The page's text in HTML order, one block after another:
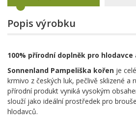
Popis výrobku
100% přírodní doplněk pro
Sonnenland Pampeliška kořen je
krmivo z českých luk, pečlivě sklizené a
přírodní produkt vyniká vysokým
slouží jako ideální prostředek pro
hlodavců.